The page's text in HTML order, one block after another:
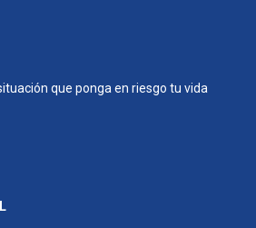
que ponga en riesgo tu vida